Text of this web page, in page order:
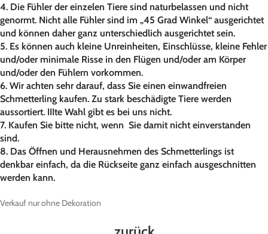
4. Die Fühler der einzelen Tiere sind naturbelassen und nicht
genormt. Nicht alle Fühler sind im „45 Grad Winkel“ ausgerichtet
und können daher ganz unterschiedlich ausgerichtet sein.
5. Es können auch kleine Unreinheiten, Einschlüsse, kleine Fehler
und/oder minimale Risse in den Flügen und/oder am Körper
und/oder den Fühlern vorkommen.
6. Wir achten sehr darauf, dass Sie einen einwandfreien
Schmetterling kaufen. Zu stark beschädigte Tiere werden
aussortiert. IIIte Wahl gibt es bei uns nicht.
7. Kaufen Sie bitte nicht, wenn Sie damit nicht einverstanden
sind.
8. Das Öffnen und Herausnehmen des Schmetterlings ist
denkbar einfach, da die Rückseite ganz einfach ausgeschnitten
werden kann.
Verkauf nur ohne Dekoration